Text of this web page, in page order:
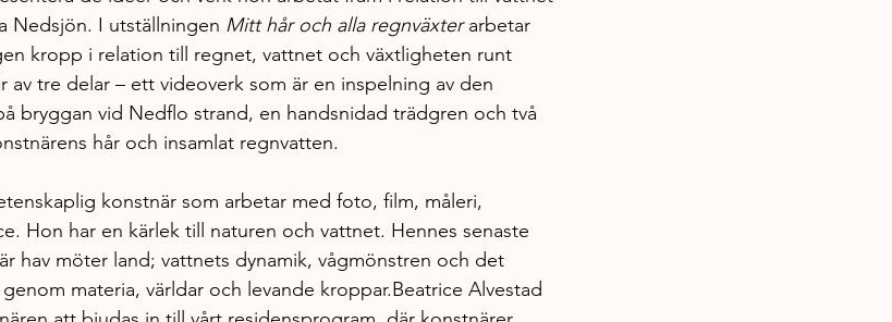
Nedsjön. I utställningen Mitt hår och alla regnväxter arbetar
kropp i relation till regnet, vattnet och växtligheten runt
av tre delar – ett videoverk som är en inspelning av den
bryggan vid Nedflo strand, en handsnidad trädgren och två
hår och insamlat regnvatten.
konstnär som arbetar med foto, film, måleri,
Hon har en kärlek till naturen och vattnet. Hennes senaste
hav möter land; vattnets dynamik, vågmönstren och det
materia, världar och levande kroppar.Beatrice Alvestad